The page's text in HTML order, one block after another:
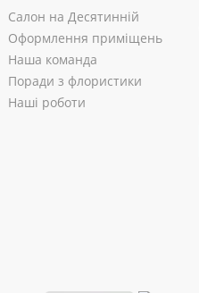
Салон на Десятинній
Оформлення приміщень
Наша команда
Поради з флористики
Наші роботи